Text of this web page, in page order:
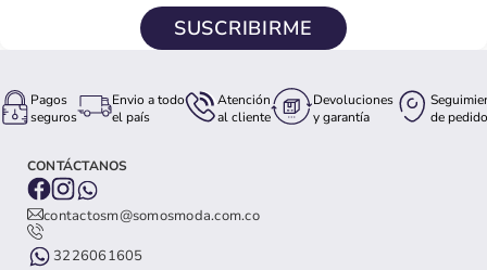
SUSCRIBIRME
Pagos
seguros
Envio a todo
el país
Atención
al cliente
Devoluciones
y garantía
de pedido
CONTÁCTANOS
contactosm@somosmoda.com.co
3226061605